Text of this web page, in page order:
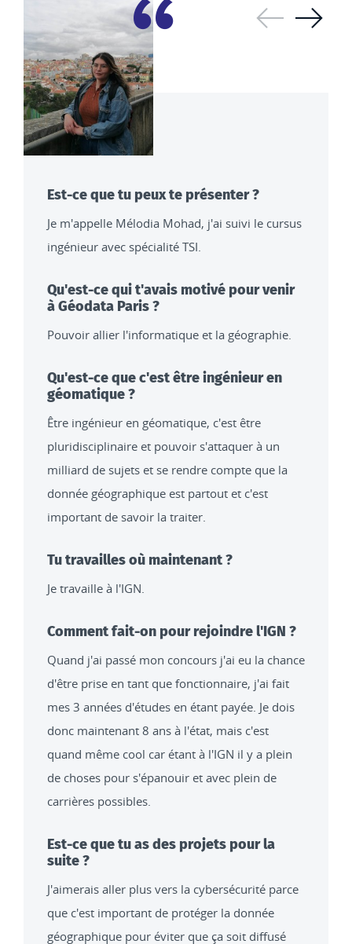
Est-ce que tu peux te présenter ?
Je m'appelle Mélodia Mohad, j'ai suivi le cursus
ingénieur avec spécialité TSI.
Qu'est-ce qui t'avais motivé pour venir
à Géodata Paris ?
Pouvoir allier l'informatique et la géographie.
Qu'est-ce que c'est être ingénieur en
géomatique ?
Être ingénieur en géomatique, c'est être
pluridisciplinaire et pouvoir s'attaquer à un
milliard de sujets et se rendre compte que la
donnée géographique est partout et c'est
important de savoir la traiter.
Tu travailles où maintenant ?
Je travaille à l'IGN.
Comment fait-on pour rejoindre l'IGN ?
Quand j'ai passé mon concours j'ai eu la chance
d'être prise en tant que fonctionnaire, j'ai fait
mes 3 années d'études en étant payée. Je dois
donc maintenant 8 ans à l'état, mais c'est
quand même cool car étant à l'IGN il y a plein
de choses pour s'épanouir et avec plein de
carrières possibles.
Est-ce que tu as des projets pour la
suite ?
J'aimerais aller plus vers la cybersécurité parce
que c'est important de protéger la donnée
géographique pour éviter que ça soit diffusé